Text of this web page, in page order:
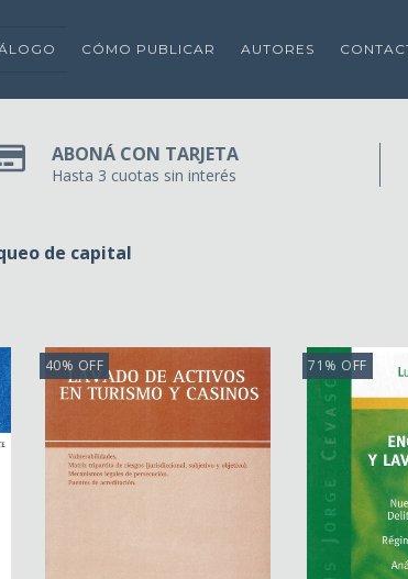
CÓMO PUBLICAR AUTORES
ABONÁ CON TARJETA
Hasta 3 cuotas sin interés
de capital
40% OFF 71 % OFF